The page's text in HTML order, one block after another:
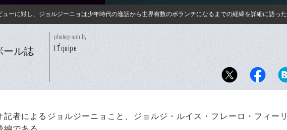
ューに対し、ジョルジーニョは少年時代の逸話から世界有数のボランチになるまでの経緯を詳細に語った
ール誌
photograph by
L’Équipe
者によるジョルジーニョこと、ジョルジ・ルイス・フレーロ・フィーリ